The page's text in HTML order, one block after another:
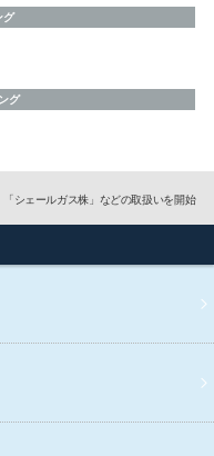
グ
グ
「シェールガス株」などの取扱いを開始